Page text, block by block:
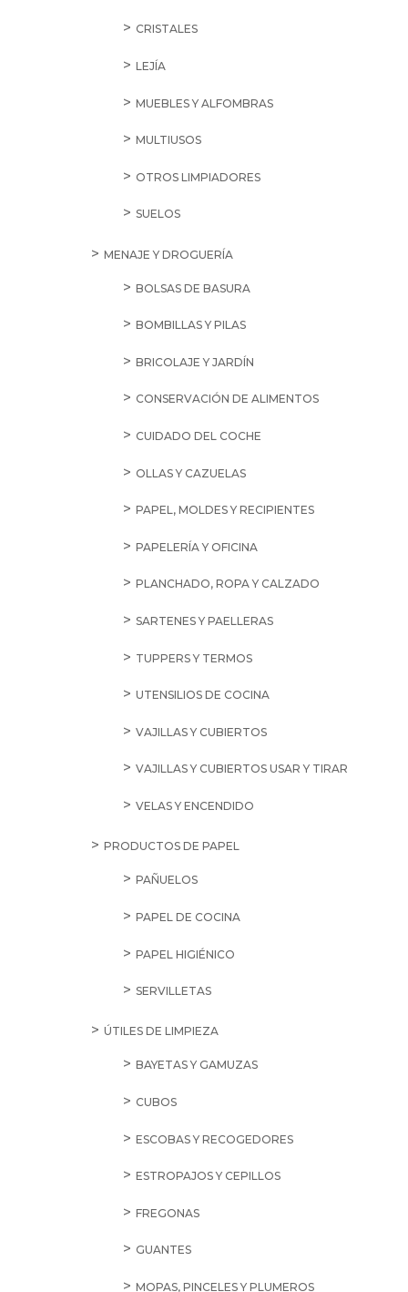
CRISTALES
LEJÍA
MUEBLES Y ALFOMBRAS
MULTIUSOS
OTROS LIMPIADORES
SUELOS
MENAJE Y DROGUERÍA
BOLSAS DE BASURA
BOMBILLAS Y PILAS
BRICOLAJE Y JARDÍN
CONSERVACIÓN DE ALIMENTOS
CUIDADO DEL COCHE
OLLAS Y CAZUELAS
PAPEL, MOLDES Y RECIPIENTES
PAPELERÍA Y OFICINA
PLANCHADO, ROPA Y CALZADO
SARTENES Y PAELLERAS
TUPPERS Y TERMOS
UTENSILIOS DE COCINA
VAJILLAS Y CUBIERTOS
VAJILLAS Y CUBIERTOS USAR Y TIRAR
VELAS Y ENCENDIDO
PRODUCTOS DE PAPEL
PAÑUELOS
PAPEL DE COCINA
PAPEL HIGIÉNICO
SERVILLETAS
ÚTILES DE LIMPIEZA
BAYETAS Y GAMUZAS
CUBOS
ESCOBAS Y RECOGEDORES
ESTROPAJOS Y CEPILLOS
FREGONAS
GUANTES
MOPAS, PINCELES Y PLUMEROS